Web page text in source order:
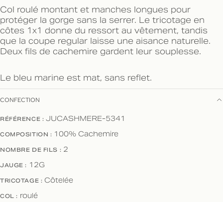
Col roulé montant et manches longues pour
protéger la gorge sans la serrer. Le tricotage en
côtes 1x1 donne du ressort au vêtement, tandis
que la coupe regular laisse une aisance naturelle.
Deux fils de cachemire gardent leur souplesse.
Le bleu marine est mat, sans reflet.
CONFECTION
RÉFÉRENCE : JUCASHMERE-5341
COMPOSITION : 100% Cachemire
NOMBRE DE FILS : 2
JAUGE : 12G
TRICOTAGE : Côtelée
COL : roulé